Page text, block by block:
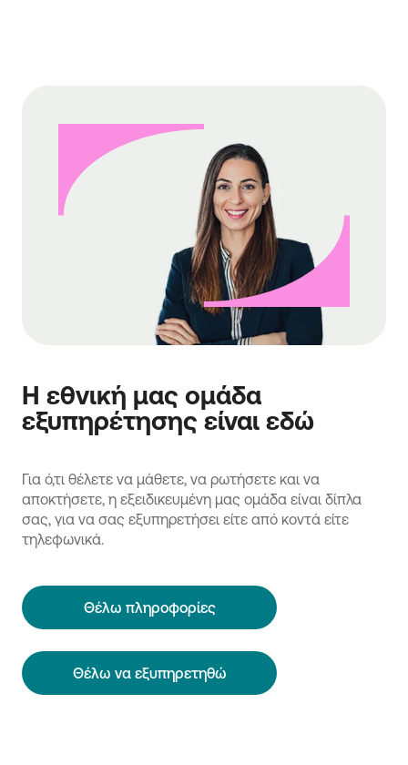
Η εθνική μας ομάδα
εξυπηρέτησης είναι εδώ
Για ό,τι θέλετε να μάθετε, να ρωτήσετε και να
αποκτήσετε, η εξειδικευμένη μας ομάδα είναι δίπλα
σας, για να σας εξυπηρετήσει είτε από κοντά είτε
τηλεφωνικά.
Θέλω πληροφορίες
Θέλω να εξυπηρετηθώ